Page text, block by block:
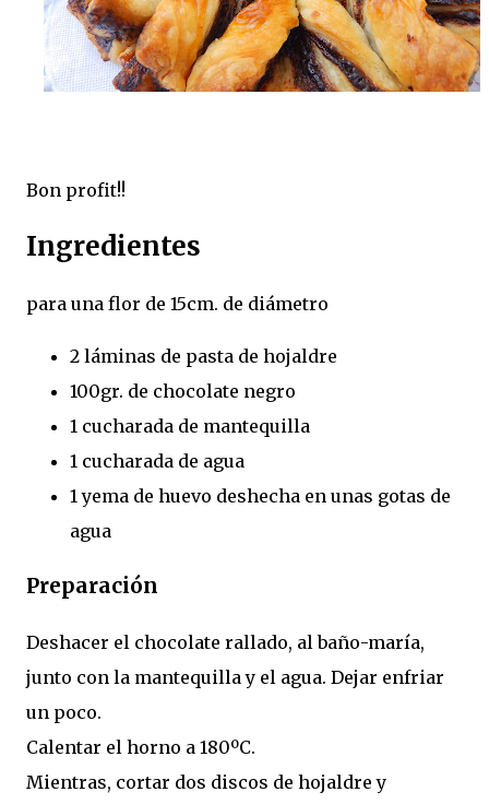
Bon profit!!
Ingredientes
para una flor de 15cm. de diámetro
2 láminas de pasta de hojaldre
100gr. de chocolate negro
1 cucharada de mantequilla
1 cucharada de agua
1 yema de huevo deshecha en unas gotas de
agua
Preparación
Deshacer el chocolate rallado, al baño-maría,
junto con la mantequilla y el agua. Dejar enfriar
un poco.
Calentar el horno a 180ºC.
Mientras, cortar dos discos de hojaldre y